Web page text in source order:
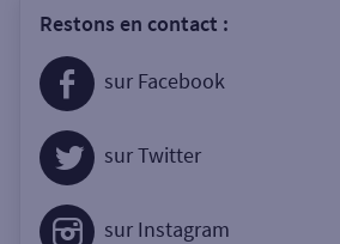
Restons en contact :
sur Facebook
sur Twitter
sur Instagram